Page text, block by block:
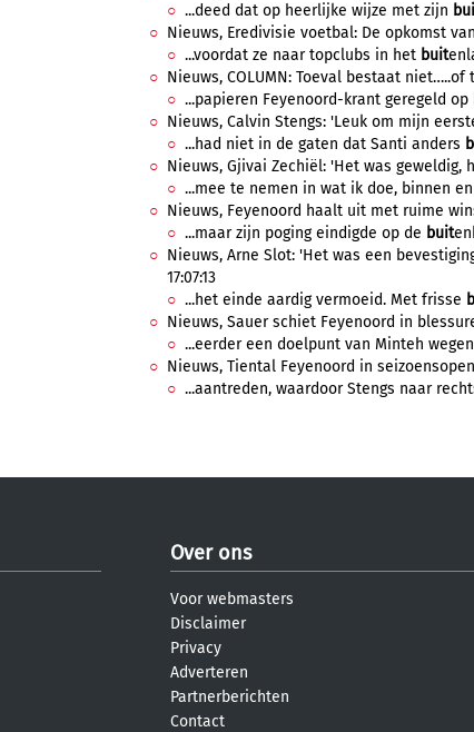
...deed dat op heerlijke wijze met zijn
Nieuws, Eredivisie voetbal: De opkomst
...voordat ze naar topclubs in het buit
Nieuws, COLUMN: Toeval bestaat niet…..of
...papieren Feyenoord-krant geregeld op
Nieuws, Calvin Stengs: 'Leuk om mijn
...had niet in de gaten dat Santi anders
Nieuws, Gjivai Zechiël: 'Het was geweldig,
...mee te nemen in wat ik doe, binnen en
Nieuws, Feyenoord haalt uit met ruime
...maar zijn poging eindigde op de buit
Nieuws, Arne Slot: 'Het was een
17:07:13
...het einde aardig vermoeid. Met frisse
Nieuws, Sauer schiet Feyenoord in
...eerder een doelpunt van Minteh
Nieuws, Tiental Feyenoord in
...aantreden, waardoor Stengs naar
Over ons
Voor webmasters
Disclaimer
Privacy
Adverteren
Partnerberichten
Contact